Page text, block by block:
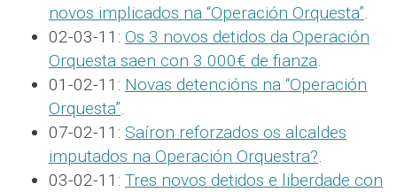
novos implicados na “Operación Orquesta”.
02-03-11: Os 3 novos detidos da Operación
Orquesta saen con 3.000€ de fianza.
01-02-11: Novas detencións na “Operación
Orquesta”.
07-02-11: Saíron reforzados os alcaldes
imputados na Operación Orquestra?.
03-02-11: Tres novos detidos e liberdade con